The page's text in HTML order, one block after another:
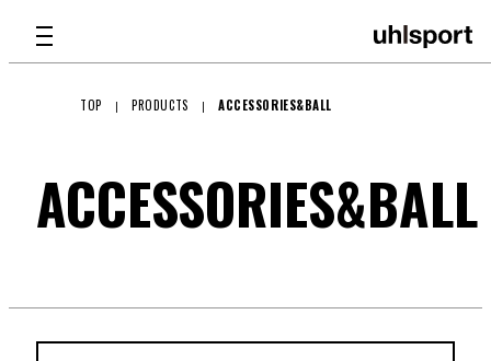
PRODUCTS
バッグ
TECHNOLOGY
ATHLETE
TOP PRODUCTS ACCESSORIES&BALL
ACCESSORIES&BALL